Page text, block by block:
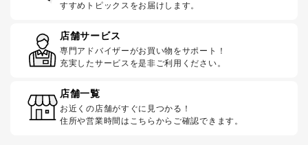
すすめトピックスをお届けします。
店舗サービス
専門アドバイザーがお買い物をサポート！
充実したサービスを是非ご利用ください。
店舗一覧
お近くの店舗がすぐに見つかる！
住所や営業時間はこちらからご確認できます。